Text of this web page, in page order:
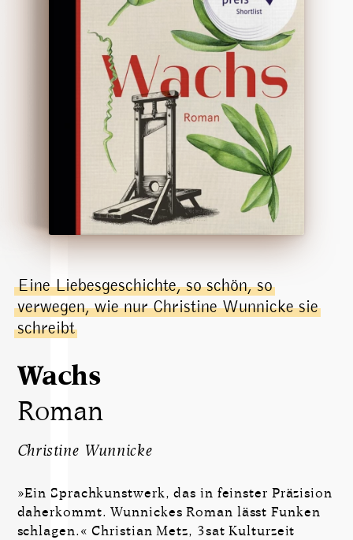
Eine Liebesgeschichte, so schön, so
verwegen, wie nur Christine Wunnicke sie
schreibt
Wachs
Roman
Christine Wunnicke
»Ein Sprachkunstwerk, das in feinster Präzision
daherkommt. Wunnickes Roman lässt Funken
schlagen.« Christian Metz, 3sat Kulturzeit